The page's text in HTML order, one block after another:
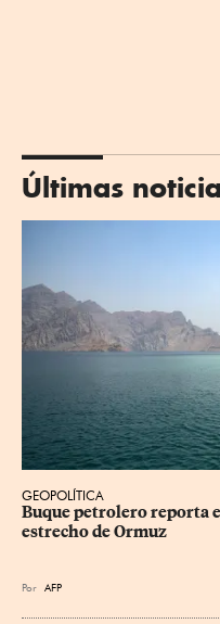
Últimas
GEOPOLÍTICA
Buque petrolero reporta
estrecho de Ormuz
Por AFP